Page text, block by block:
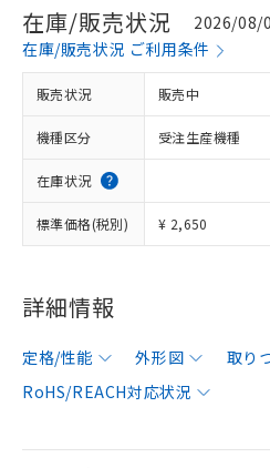
在庫/販売状況
2026/08/
在庫/販売状況 ご利用条件
販売状況 販売中
機種区分 受注生産機種
在庫状況
標準価格(税別) ¥ 2,650
詳細情報
定格/性能 外形図 取り
RoHS/REACH対応状況